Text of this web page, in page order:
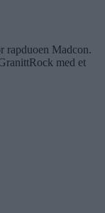
rapduoen Madcon.
med et